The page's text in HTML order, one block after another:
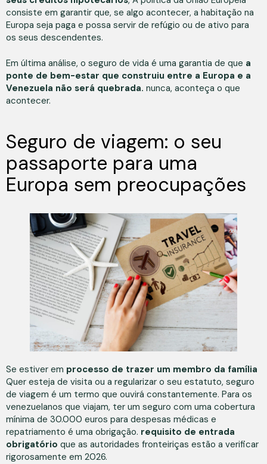
consiste em garantir que, se algo acontecer, a habitação na
Europa seja paga e possa servir de refúgio ou de ativo para
os seus descendentes.
Em última análise, o seguro de vida é uma garantia de que a
ponte de bem-estar que construiu entre a Europa e a
Venezuela não será quebrada. nunca, aconteça o que
acontecer.
Seguro de viagem: o seu
passaporte para uma
Europa sem preocupações
Se estiver em processo de trazer um membro da família
Quer esteja de visita ou a regularizar o seu estatuto, seguro
de viagem é um termo que ouvirá constantemente. Para os
venezuelanos que viajam, ter um seguro com uma cobertura
mínima de 30.000 euros para despesas médicas e
repatriamento é uma obrigação. requisito de entrada
obrigatório que as autoridades fronteiriças estão a verificar
rigorosamente em 2026.